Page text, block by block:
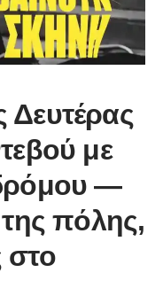
Δευτέρας
με
—
της πόλης,
στο